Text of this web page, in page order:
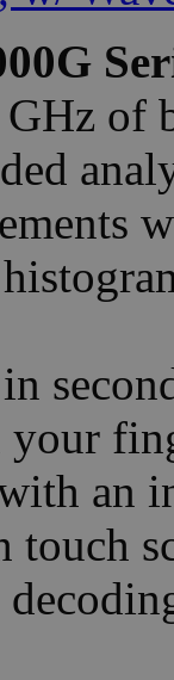
of
an
touch